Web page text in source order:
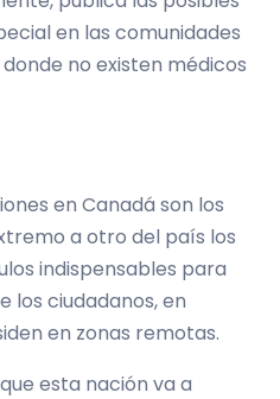
en las comunidades
no existen médicos
en Canadá son los
a otro del país los
indispensables para
los ciudadanos, en
en zonas remotas.
esta nación va a